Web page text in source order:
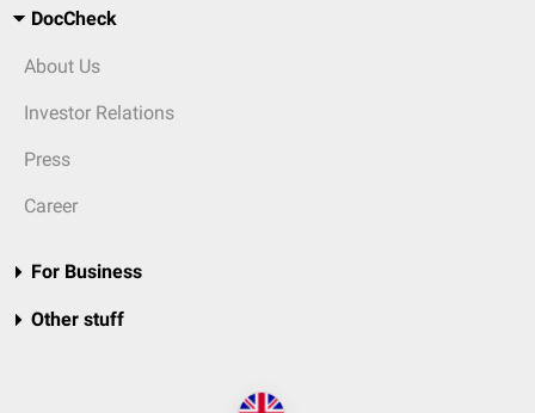
DocCheck
About Us
Investor Relations
Press
Career
For Business
Other stuff